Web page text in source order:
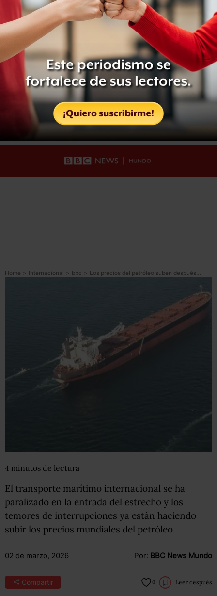
Home > Internacional > bbc >
4 minutos de lectura
El transporte marítimo internacional se ha
paralizado en la entrada del estrecho y los
temores de interrupciones ya están haciendo
subir los precios mundiales del petróleo.
02 de marzo, 2026 Por: BBC News Mundo
Compartir 0 Leer después